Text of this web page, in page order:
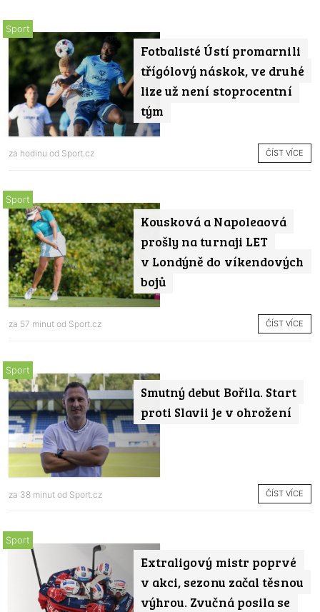
Fotbalisté Ústí promarnili
třígólový náskok, ve druhé
lize už není stoprocentní
tým
Sport
za hodinu od Sport.cz ČÍST VÍCE
Kousková a Napoleaová
prošly na turnaji LET
v Londýně do víkendových
bojů
Sport
za 57 minut od Sport.cz ČÍST VÍCE
Smutný debut Bořila. Start
proti Slavii je v ohrožení
Sport
za 38 minut od Sport.cz ČÍST VÍCE
Extraligový mistr poprvé
v akci, sezonu začal těsnou
výhrou. Zvučná posila se
Sport